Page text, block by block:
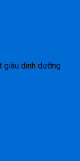
dinh dưỡng